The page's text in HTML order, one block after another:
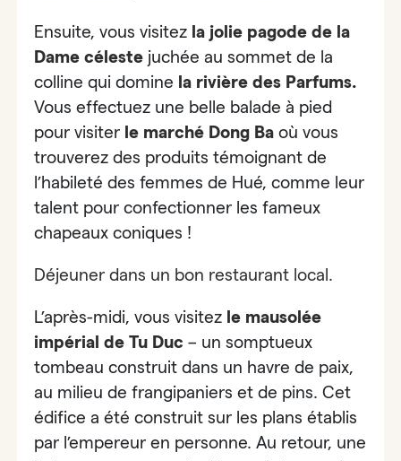
Ensuite, vous visitez la jolie pagode de la
Dame céleste juchée au sommet de la
colline qui domine la rivière des Parfums.
Vous effectuez une belle balade à pied
pour visiter le marché Dong Ba où vous
trouverez des produits témoignant de
l’habileté des femmes de Hué, comme leur
talent pour confectionner les fameux
chapeaux coniques !
Déjeuner dans un bon restaurant local.
L’après-midi, vous visitez le mausolée
impérial de Tu Duc – un somptueux
tombeau construit dans un havre de paix,
au milieu de frangipaniers et de pins. Cet
édifice a été construit sur les plans établis
par l’empereur en personne. Au retour, une